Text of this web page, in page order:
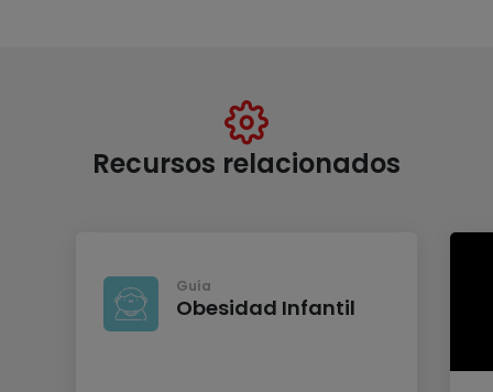
Recursos relacionados
Guía
Obesidad Infantil